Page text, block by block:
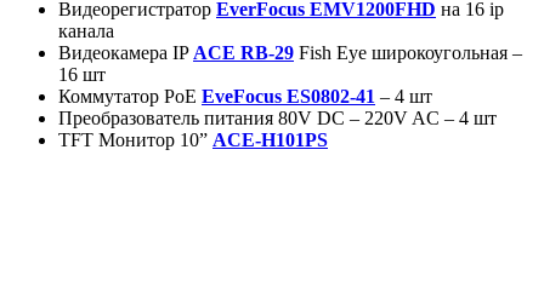
Видеорегистратор EverFocus EMV1200FHD на 16 ip
канала
Видеокамера IP ACE RB-29 Fish Eye широкоугольная –
16 шт
Коммутатор PoE EveFocus ES0802-41 – 4 шт
Преобразователь питания 80V DC – 220V AC – 4 шт
TFT Монитор 10” ACE-H101PS